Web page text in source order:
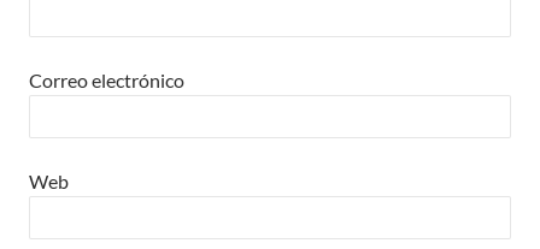
Correo electrónico
Web